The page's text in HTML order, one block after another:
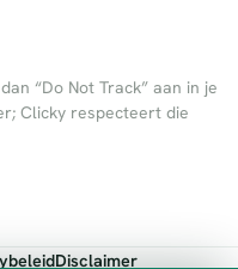
“Do Not Track” aan in je
Clicky respecteert die
Disclaimer